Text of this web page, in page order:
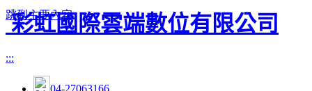
跳到主要內容
彩虹國際雲端數位有限公司
:::